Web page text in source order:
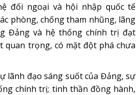
đối ngoại và hội nhập quốc tế
phòng, chống tham nhũng, lãng
Đảng và hệ thống chính trị đạt
quan trọng, có mặt đột phá chưa
lãnh đạo sáng suốt của Đảng, sự
chính trị; tinh thần đồng hành,